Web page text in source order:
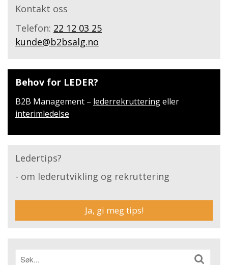
Kontakt oss
Telefon: 22 12 03 25
kunde@b2bsalg.no
Behov for LEDER?
B2B Management – lederrekrutteringeller
interimledelse
Ledertips?
- om lederutvikling og rekruttering
Ja, gi meg tips!